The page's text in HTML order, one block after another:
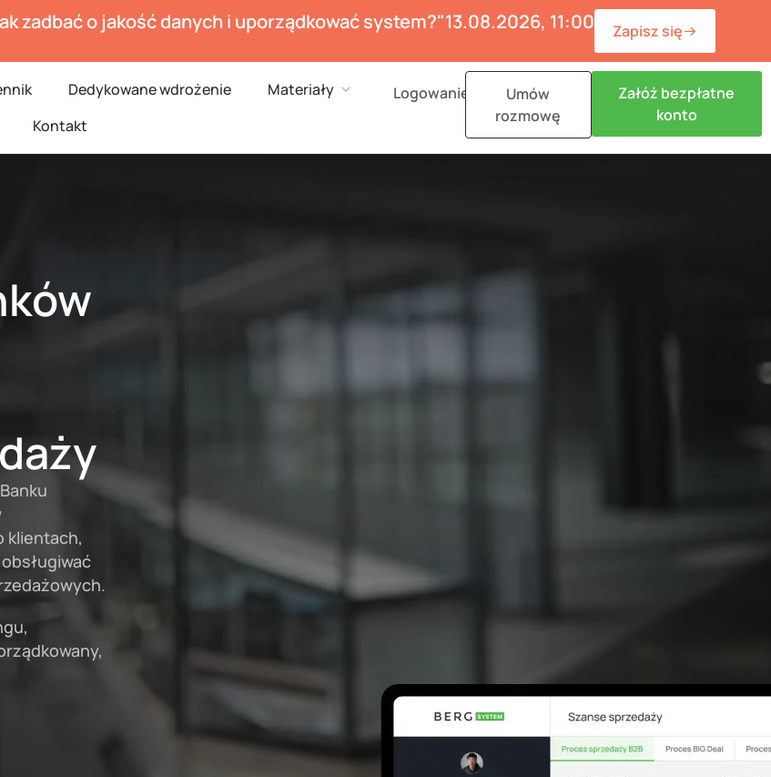
zadbać o jakość danych i uporządkować system?"13.08.2026, 11:00 Zapisz się
Dedykowane wdrożenie Materiały Open Materiały
Kontakt
Logowanie
Umów
rozmowę
Załóż bezpłatne
konto
klientach,